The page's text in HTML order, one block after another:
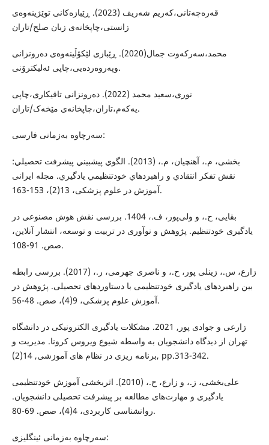
قەرەچەتانی،کەریم شەریف (2023). ڕێبازەکانی توێژینەوەی
زانستی،چاپخانەی زبان صلح/تاران
محمد،سەرکەوت جمال(2020). ڕێبازی لێکۆڵینەوەی دەرونزانی
وپەروەردەیی،چاپی ئەلیکترۆنی.
نوری،سعید محمد (2022). دەرونزانی تاقیکاری،چاپی
یەکەم،تاران،چاپخانەی مێخەک/تاران.
سەرچاوە بەزمانی فارسی:
بخشی، م.، آهنچیان، م.، (2013). الگوي پيشبيني پيشرفت تحصيلي:
نقش تفكر انتقادي و راهبردهاي خودتنظيمي يادگيري. مجله ایرانی
آموزش در علوم پزشکی، 13(2)، 153-163.
بقایی، ح.، و ولی‌پور، ف.، 1404. بررسی نقش هوش مصنوعی در
یادگیری خودتنظیم. پژوهش و نوآوری در تربیت و توسعه، انتشار آنلاین،
صص. 91-108.
زارع، س.، زینلی پور، ح.، و ناصری جهرمی، ر.، (2017). بررسی رابطه
بین راهبردهای یادگیری خودتنظیمی با دستاوردهای تحصیلی. پژوهش در
آموزش علوم پزشکی، 9(4)، صص. 48-56.
زارعی و جوادی پور, 2021. مشکلات یادگیری الکترونیکی در دانشگاه
تهران از دیدگاه دانشجویان به واسطه شیوع ویروس کرونا. مدیریت و
برنامه ریزی در نظام های آموزشی, 14(2), pp.313-342.‎
علی‌بخشی، ز.، و زارع، ح.، (2010). اثربخشی آموزش خودتنظیمی
یادگیری و مهارت‌های مطالعه بر پیشرفت تحصیلی دانشجویان.
روانشناسی کاربردی، 4(4)، صص. 69-80.
سەرچاوە بەزمانی ئینگلیزی: